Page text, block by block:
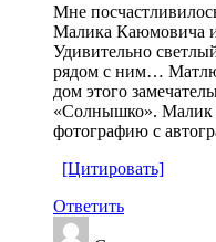
Мне
Малика Каюмовича и
Удивительно
рядом с ним…
дом этого
«Солнышко». Малик
фотографию с
[Цитировать]
Ответить